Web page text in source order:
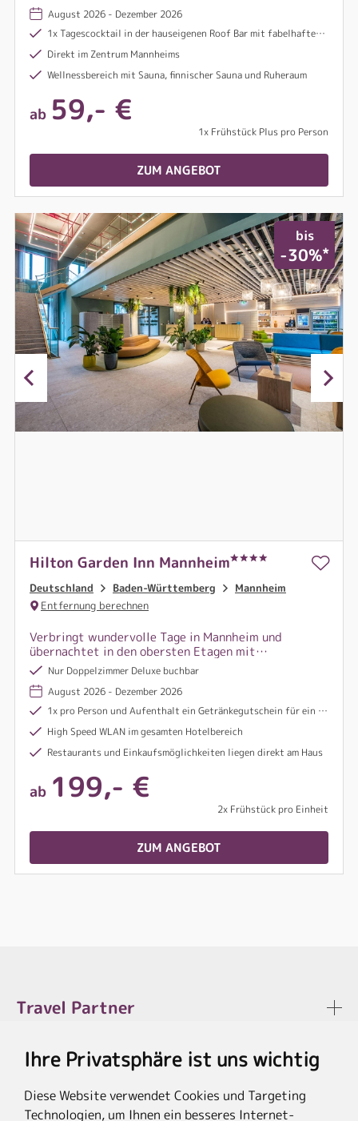
Ihre Privatsphäre ist uns wichtig
Diese Website verwendet Cookies und Targeting
Technologien, um Ihnen ein besseres Internet-
August 2026 - Dezember 2026
1x Tagescocktail in der hauseigenen Roof Bar mit fabelhaftem Blick über die pulsierende Innenstadt Mannheims
Direkt im Zentrum Mannheims
Wellnessbereich mit Sauna, finnischer Sauna und Ruheraum
ab 59,- €
1x Frühstück Plus pro Person
ZUM ANGEBOT
bis
-30%*
Hilton Garden Inn Mannheim
Deutschland Baden-Württemberg
Mannheim
Entfernung berechnen
Verbringt wundervolle Tage in Mannheim und
übernachtet in den obersten Etagen mit
traumhaftem Ausblick. Im Restaurant Mister
Postman Bar & Grill erwarten Sie klassische
Lieblingsgerichte und -drinks.
Nur Doppelzimmer Deluxe buchbar
August 2026 - Dezember 2026
1x pro Person und Aufenthalt ein Getränkegutschein für ein Getränk (Bier, Wein oder Softgetränk) in der stylischen Bar "Mr. Postman"
High Speed WLAN im gesamten Hotelbereich
Restaurants und Einkaufsmöglichkeiten liegen direkt am Haus
ab 199,- €
2x Frühstück pro Einheit
ZUM ANGEBOT
Travel Partner
Rechtliches